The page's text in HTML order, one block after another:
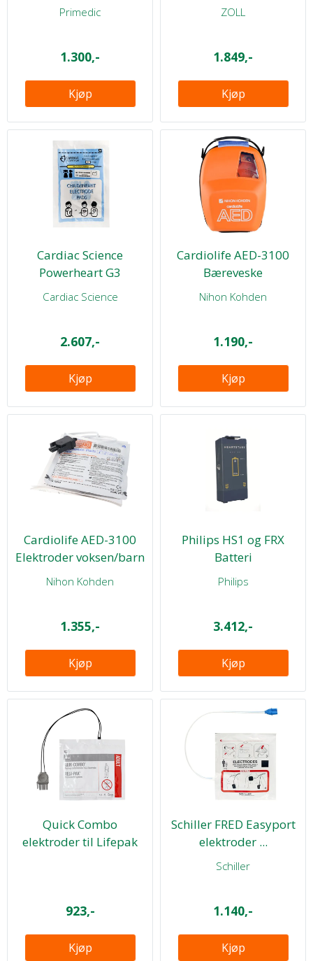
Primedic
1.300,-
Kjøp
ZOLL
1.849,-
Kjøp
Cardiac Science
Powerheart G3
elektroder for barn
Cardiac Science
2.607,-
Kjøp
Cardiolife AED-3100
Bæreveske
Hjertestarter
Nihon Kohden
1.190,-
Kjøp
Cardiolife AED-3100
Elektroder voksen/barn
Nihon Kohden
1.355,-
Kjøp
Philips HS1 og FRX
Batteri
Philips
3.412,-
Kjøp
Quick Combo
elektroder til Lifepak
923,-
Kjøp
Schiller FRED Easyport
elektroder ...
Schiller
1.140,-
Kjøp